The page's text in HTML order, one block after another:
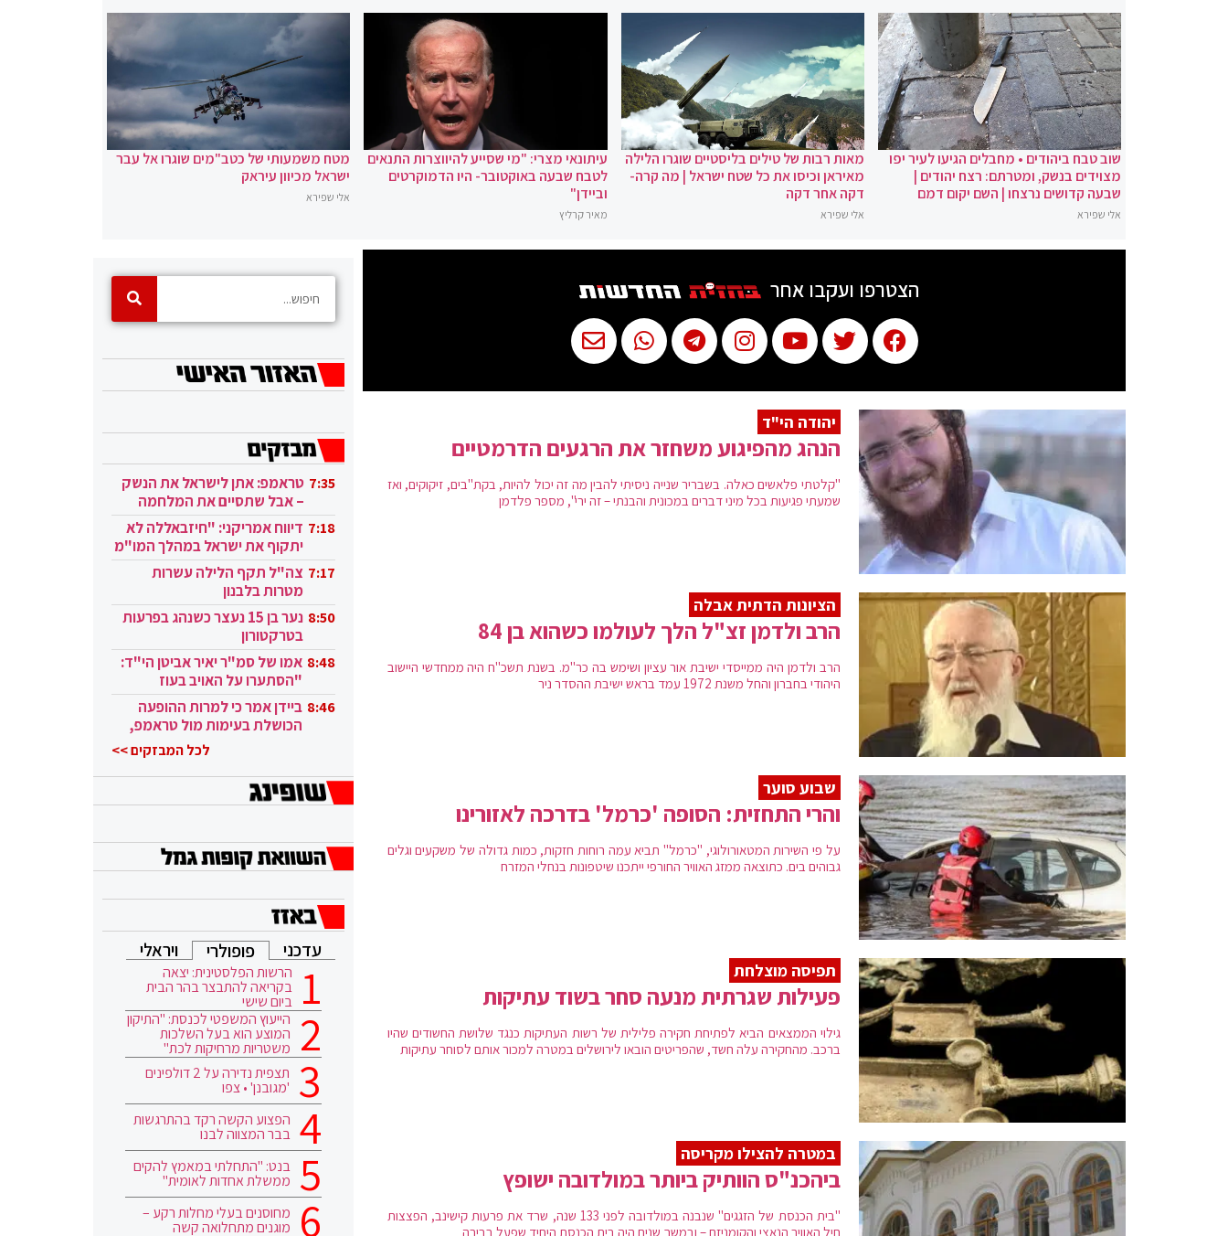
שוב טבח ביהודים • מחבלים הגיעו לעיר יפו
מצוידים בנשק, ומטרתם: רצח יהודים |
שבעה קדושים נרצחו | השם יקום דמם
אלי שפירא
מאות רבות של טילים בליסטיים שוגרו הלילה
מאיראן וכיסו את כל שטח ישראל | מה קרה-
דקה אחר דקה
אלי שפירא
עיתונאי מצרי: "מי שסייע להיווצרות התנאים
לטבח שבעה באוקטובר- היו הדמוקרטים
וביידן"
מאיר קרליץ
מטח משמעותי של כטב"מים שוגרו אל עבר
ישראל מכיוון עיראק
אלי שפירא
הצטרפו ועקבו אחר
יהודה הי"ד
הנהג מהפיגוע משחזר את הרגעים הדרמטיים
"קלטתי פלאשים כאלה. בשבריר שנייה ניסיתי להבין מה זה יכול להיות, בקת"בים, זיקוקים, ואז
שמעתי פגיעות בכל מיני דברים במכונית והבנתי – זה ירי", מספר פלדמן
הציונות הדתית אבלה
הרב ולדמן זצ"ל הלך לעולמו כשהוא בן 84
הרב ולדמן היה ממייסדי ישיבת אור עציון ושימש בה כר"מ. בשנת תשכ"ח היה ממחדשי היישוב
היהודי בחברון והחל משנת 1972 עמד בראש ישיבת ההסדר ניר
שבוע סוער
והרי התחזית: הסופה 'כרמל' בדרכה לאזורינו
על פי השירות המטאורולוגי, "כרמל" תביא עמה רוחות חזקות, כמות גדולה של משקעים וגלים
גבוהים בים. כתוצאה ממזג האוויר החורפי ייתכנו שיטפונות בנחלי המזרח
תפיסה מוצלחת
פעילות שגרתית מנעה סחר בשוד עתיקות
גילוי הממצאים הביא לפתיחת חקירה פלילית של רשות העתיקות כנגד שלושת החשודים שהיו
ברכב. מהחקירה עלה חשד, שהפריטים הובאו לירושלים במטרה למכור אותם לסוחר עתיקות
במטרה להצילו מקריסה
ביהכנ"ס הוותיק ביותר במולדובה ישופץ
"בית הכנסת של הזגגים" שנבנה במולדובה לפני 133 שנה, שרד את פרעות קישינב, הפצצות
חיל האוויר הנאצי והקומניזם – ובמשך שנים היה בית הכנסת היחיד שפעל בבירה
7:35 טראמפ: אתן לישראל את הנשק
– אבל שתסיים את המלחמה
בעזה 7:18 דיווח אמריקני: "חיזבאללה לא
יתקוף את ישראל במהלך המו"מ
בקטאר" 7:17 צה"ל תקף הלילה עשרות
מטרות בלבנון
8:50
נער בן 15 נעצר כשנהג בפרעות
בטרקטורון
8:48 אמו של סמ"ר יאיר אביטן הי"ד:
"הסתערו על האויב בעוז
ובגבורה" 8:46 ביידן אמר כי למרות ההופעה
הכושלת בעימות מול טראמפ,
לכל המבזקים >>
עדכני פופולרי ויראלי
הרשות הפלסטינית: יצאה
בקריאה להתבצר בהר הבית
ביום שישי
הייעוץ המשפטי לכנסת: "התיקון
המוצע הוא בעל השלכות
משטריות מרחיקות לכת"
תצפית נדירה על 2 דולפינים
'מגובנן' • צפו
הפצוע הקשה רקד בהתרגשות
בבר המצווה לבנו
בנט: "התחלתי במאמץ להקים
ממשלת אחדות לאומית"
מחוסנים בעלי מחלות רקע –
מוגנים מתחלואה קשה